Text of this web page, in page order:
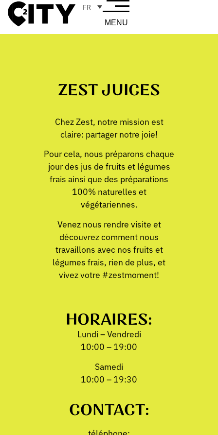
FR
MENU
ZEST JUICES
Chez Zest, notre mission est
claire: partager notre joie!
Pour cela, nous préparons chaque
jour des jus de fruits et légumes
frais ainsi que des préparations
100% naturelles et
végétariennes.
Venez nous rendre visite et
découvrez comment nous
travaillons avec nos fruits et
légumes frais, rien de plus, et
vivez votre #zestmoment!
HORAIRES:
Lundi – Vendredi
10:00 – 19:00
Samedi
10:00 – 19:30
CONTACT: